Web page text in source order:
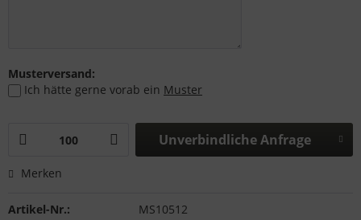
Musterversand:
Ich hätte gerne vorab ein Muster
Unverbindliche Anfrage
Merken
Artikel-Nr.:
MS10512